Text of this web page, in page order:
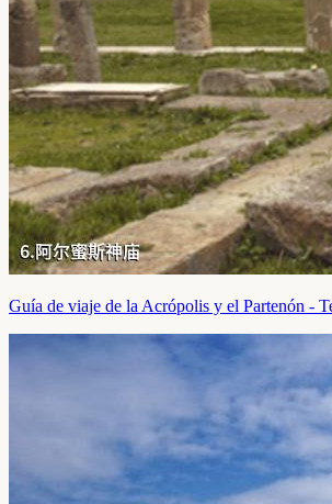
Guía de viaje de la Acrópolis y el Partenón -